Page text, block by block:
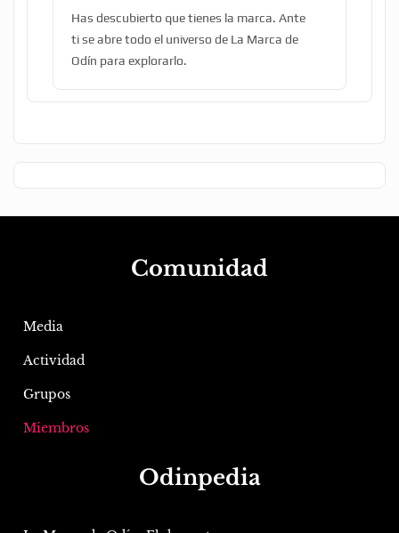
Has descubierto que tienes la marca. Ante
ti se abre todo el universo de La Marca de
Odín para explorarlo.
Comunidad
Media
Actividad
Grupos
Miembros
Odinpedia